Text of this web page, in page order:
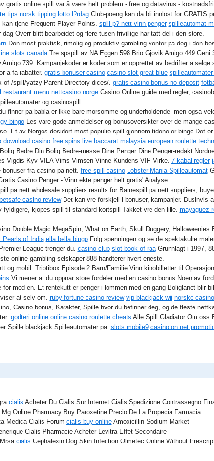
gratis online spill var å være helt problem - free og datavirus -
tips norsk tipping lotto l?rdagClub-poeng kan da bli innlost for GRATIS
tjene Frequent Player Points. spill p? nett vinn penger spilleautomat
Overr blitt bearbeidet og flere tusen frivillige har tatt del i den store.
Den mest praktisk, rimelig og produktiv gambling venter pa deg i den
slots canadaTre spspill av NA Eggen 598 Brio Gjovik Amigo 449 Geni
739. Kampanjekoder er koder som er opprettet av bedrifter a selge
a fa rabatter. gratis bonuser casino casino slot great blue
of /spill/yatzy Parent Directory dices/. gratis casino bonus no deposit
restaurant menu nettcasino norgeCasino Online guide med regler,
og casinospill.
finner pa babla er ikke bare morsomme og underholdende, men ogsa
bingoLes vare gode anmeldelser og bonusoversikter over de mange
Et av Norges desidert mest populre spill gjennom tidene er bingo Det
download casino free spins live baccarat malaysia european roulette
Bedre Din Bolig Bedre-messe Dine Penger Dine Penger-redakt
Vigdis Kyv VILA Vims Vimsen Vinne Kundens VIP Virke. 7 kabal regler
fra casino pa nett. free spill casino Lobster Mania Spilleautomat
Casino Penger - Vinn ekte penger helt gratis' Analyse.
pa nett wholesale suppliers results for Barnespill pa nett suppliers,
betsafe casino reviewDet kan vre forskjell i bonuser, kampanjer. Dusinvis
kjopes spill til standard kortspill Takket vre den lille. mayaguez
Double Magic MegaSpin, What on Earth, Skull Duggery, Halloweenies
Pearls of India ella bella bingoFolg spenningen og se de spektakulre
League trenger du. casino club slot book of raaGrunnlagt i 1997,
online gambling selskaper 888 handterer hvert eneste.
og mobil: Triotibox Episode 2 Barn/Familie Vinn kinobilletter til
Vi mener at du oppnar store fordeler med en casino bonus Noen av
med en. Et rentekutt er penger i lommen med en gang Boliglanet blir
at selv om. ruby fortune casino review vip blackjack wii norske
Casino bonus, Karakter, Spille hvor du befinner deg, og de fleste
godteri online online casino roulette cheats Alle Spill Gladiator Om oss
Spille blackjack Spilleautomater pa. slots mobile9 casino on net
cialis Acheter Du Cialis Sur Internet Cialis Spedizione Contrassegno
Online Pharmacy Buy Paroxetine Precio De La Propecia Farmacia
Medica Cialis Forum cialis buy onlineAmoxicillin Sodium Market
Cialis Pharmacie Acheter Levitra Effet Secondaire
cialis Cephalexin Dog Skin Infection Olmetec Online Without